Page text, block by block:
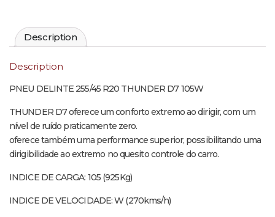
Description
Description
PNEU DELINTE 255/45 R20 THUNDER D7 105W
THUNDER D7 oferece um conforto extremo ao dirigir, com um
nível de ruído praticamente zero.
oferece também uma performance superior, possibilitando uma
dirigibilidade ao extremo no quesito controle do carro.
INDICE DE CARGA: 105 (925Kg)
INDICE DE VELOCIDADE: W (270kms/h)